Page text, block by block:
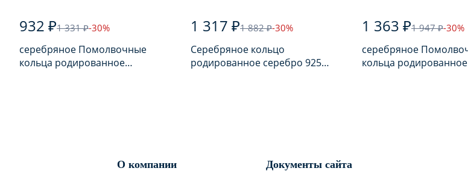
932 ₽1 331 ₽-30%
серебряное Помолвочные
кольца родированное
1 317 ₽1 882 ₽-30%
Серебряное кольцо
родированное серебро 925
1 363 ₽1 947 ₽-30%
серебряное
кольца родированное
О компании Документы сайта